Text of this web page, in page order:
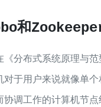
和
分布式系统原理与
于用户来说就像单
调工作的计算机节